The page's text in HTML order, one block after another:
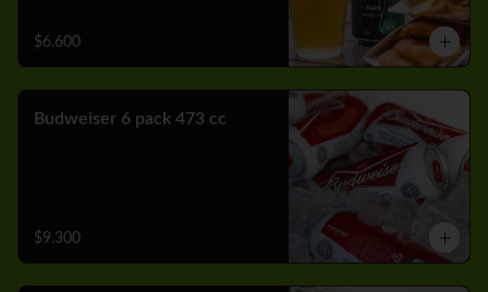
$6.600
Budweiser 6 pack 473 cc
$9.300